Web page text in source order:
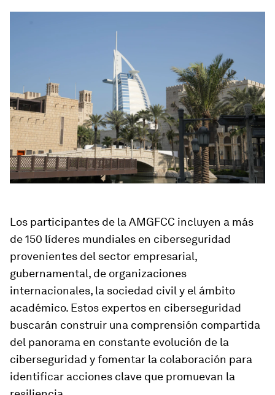
Los participantes de la AMGFCC incluyen a más
de150 líderes mundiales en ciberseguridad
provenientes del sector empresarial,
gubernamental, de organizaciones
internacionales, la sociedad civil y el ámbito
académico. Estos expertos en ciberseguridad
buscarán construir una comprensión compartida
del panorama en constante evolución de la
ciberseguridad y fomentar la colaboración para
identificar acciones clave que promuevan la